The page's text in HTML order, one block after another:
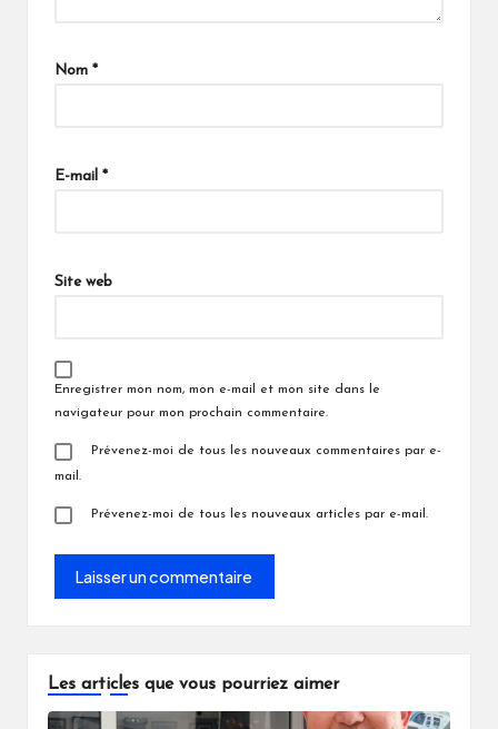
Nom *
E-mail *
Site web
Enregistrer mon nom, mon e-mail et mon site dans le
navigateur pour mon prochain commentaire.
Prévenez-moi de tous les nouveaux commentaires par e-
mail.
Prévenez-moi de tous les nouveaux articles par e-mail.
Les articles que vous pourriez aimer